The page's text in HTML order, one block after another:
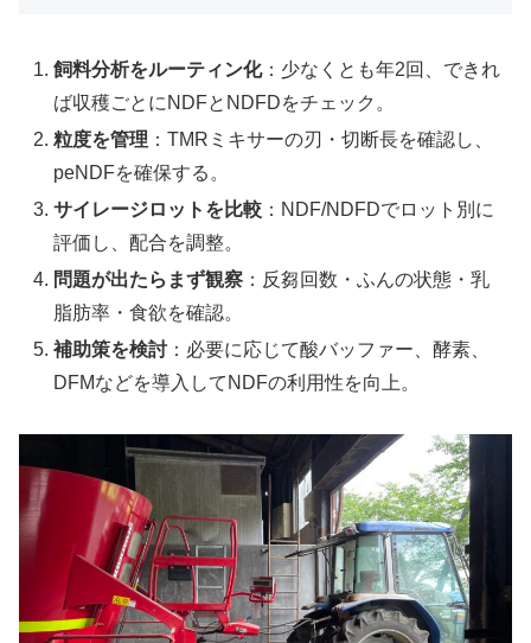
飼料分析をルーティン化：少なくとも年2回、できれ
ば収穫ごとにNDFとNDFDをチェック。
粒度を管理 ：TMRミキサーの刃・切断長を確認し、
peNDFを確保する。
サイレージロットを比較 ：NDF/NDFDでロット別に
評価し、配合を調整。
問題が出たらまず観察 ：反芻回数・ふんの状態・乳
脂肪率・食欲を確認。
補助策を検討：必要に応じて酸バッファー、酵素、
DFMなどを導入してNDFの利用性を向上。